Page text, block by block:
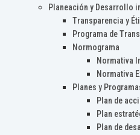
Planeación y Desarrollo
Transparencia y
Programa de
Normograma
Normativa
Normativa
Planes y
Plan de
Plan
Plan de